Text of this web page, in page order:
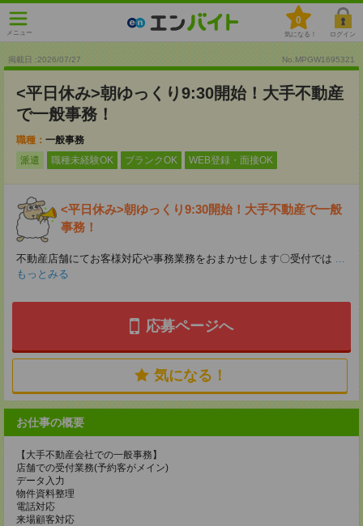
メニュー
0
気になる！ ログイン
掲載日 :2026/07/27 No.MPGW1695321
<平日休み>朝ゆっくり9:30開始！大手不動産
で一般事務！
職種： 一般事務
派遣
職種未経験OK ブランクOK WEB登録・面接OK
<平日休み>朝ゆっくり9:30開始！大手不動産で一般
事務！
不動産店舗にてお客様対応や事務業務をおまかせします〇受付では ...
もっとみる
応募ページへ
気になる！
お仕事の概要
【大手不動産会社での一般事務】
店舗での受付業務(予約客がメイン)
データ入力
物件資料整理
電話対応
来場顧客対応